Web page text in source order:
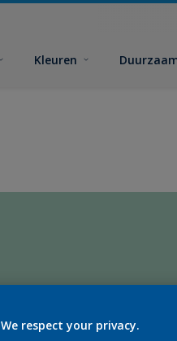
Kleuren
We respect your privacy.